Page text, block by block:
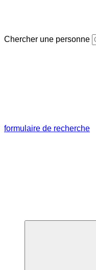
Chercher une personne
formulaire de recherche